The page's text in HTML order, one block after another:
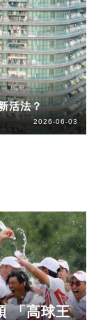
活法？
2026-06-03
「高球王